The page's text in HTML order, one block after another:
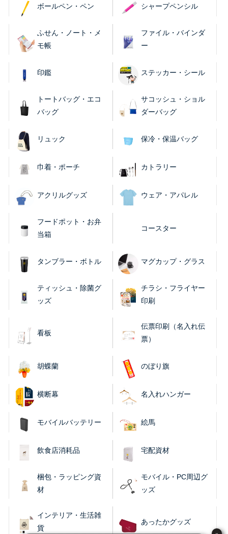
ボールペン・ペン シャープペンシル
ふせん・ノート・メ
モ帳
ファイル・バインダ
ー
印鑑 ステッカー・シール
トートバッグ・エコ
バッグ
サコッシュ・ショル
ダーバッグ
リュック 保冷・保温バッグ
巾着・ポーチ カトラリー
アクリルグッズ ウェア・アパレル
フードポット・お弁
当箱
コースター
タンブラー・ボトル マグカップ・グラス
ティッシュ・除菌グ
ッズ
チラシ・フライヤー
印刷
看板
伝票印刷（名入れ伝
票）
胡蝶蘭 のぼり旗
横断幕 名入れハンガー
モバイルバッテリー 絵馬
飲食店消耗品 宅配資材
梱包・ラッピング資
材
モバイル・PC周辺グ
ッズ
インテリア・生活雑
貨
あったかグッズ